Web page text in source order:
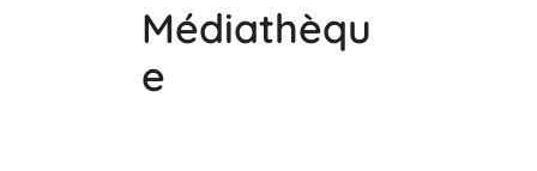
Médiathèqu
e